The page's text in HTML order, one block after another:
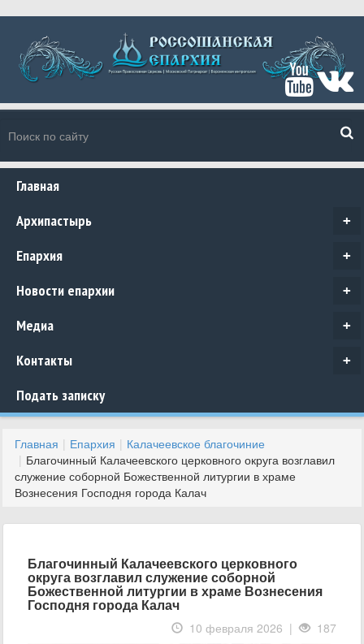
Главная
+
Архипастырь
+
Епархия
+
Новости епархии
+
Медиа
+
Контакты
Подать записку
Главная Епархия
Калачеевское благочиние
Благочинный Калачеевского церковного округа возглавил
служение соборной Божественной литургии в храме
Вознесения Господня города Калач
Благочинный Калачеевского церковного
округа возглавил служение соборной
Божественной литургии в храме Вознесения
Господня города Калач
10 февраля 2026 | 187